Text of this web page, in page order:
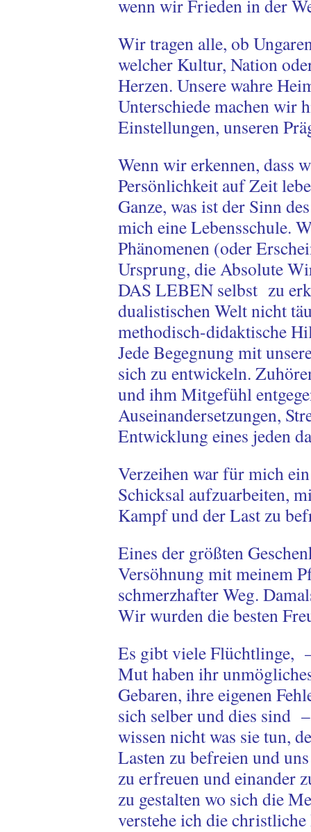
wenn wir Frieden in der
Wir tragen alle, ob
welcher Kultur, Nation
Herzen. Unsere wahre
Unterschiede machen wir
Einstellungen, unseren
Wenn wir erkennen, dass
Persönlichkeit auf Zeit
Ganze, was ist der Sinn
mich eine Lebensschule.
Phänomenen (oder
Ursprung, die Absolute
DAS LEBEN selbst zu
dualistischen Welt nicht
methodisch-didaktische
Jede Begegnung mit
sich zu entwickeln.
und ihm Mitgefühl
Auseinandersetzungen,
Entwicklung eines jeden
Verzeihen war für mich
Schicksal aufzuarbeiten,
Kampf und der Last zu
Eines der größten
Versöhnung mit meinem
schmerzhafter Weg.
Wir wurden die besten
Es gibt viele Flüchtlinge,
Mut haben ihr
Gebaren, ihre eigenen
sich selber und dies sind
wissen nicht was sie tun,
Lasten zu befreien und
zu erfreuen und einander
zu gestalten wo sich die
verstehe ich die